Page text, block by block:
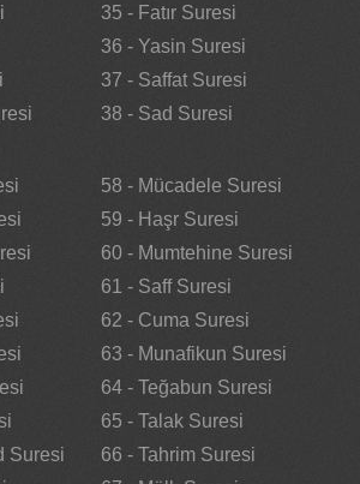
35 - Fatır Suresi
36 - Yasin Suresi
37 - Saffat Suresi
38 - Sad Suresi
Suresi
58 - Mücadele Suresi
59 - Haşr Suresi
60 - Mumtehine Suresi
61 - Saff Suresi
62 - Cuma Suresi
63 - Munafikun Suresi
64 - Teğabun Suresi
65 - Talak Suresi
66 - Tahrim Suresi